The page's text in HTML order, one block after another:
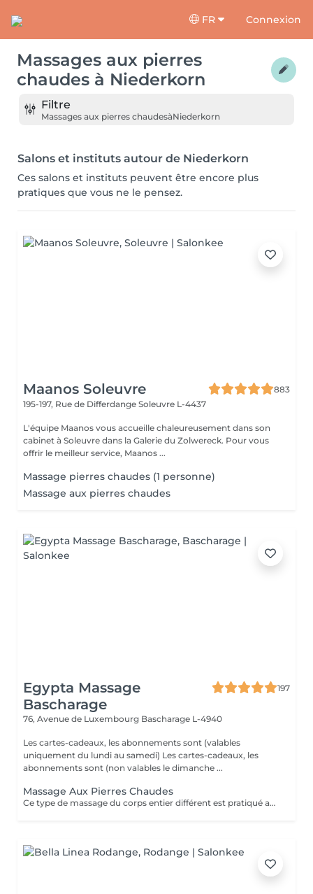
FR Connexion
Massages aux pierres
chaudes à Niederkorn
Filtre
Massages aux pierres chaudesàNiederkorn
Salons et instituts autour de Niederkorn
Ces salons et instituts peuvent être encore plus
pratiques que vous ne le pensez.
Maanos Soleuvre
883
195-197, Rue de Differdange Soleuvre L-4437
L'équipe Maanos vous accueille chaleureusement dans son
cabinet à Soleuvre dans la Galerie du Zolwereck. Pour vous
offrir le meilleur service, Maanos ...
Massage pierres chaudes (1 personne)
Massage aux pierres chaudes
Egypta Massage
Bascharage
197
76, Avenue de Luxembourg Bascharage L-4940
Les cartes-cadeaux, les abonnements sont (valables
uniquement du lundi au samedi) Les cartes-cadeaux, les
abonnements sont (non valables le dimanche ...
Massage Aux Pierres Chaudes
Ce type de massage du corps entier différent est pratiqué avec des pierres volcaniques chaudes et les mains. Il améliore la circulation sanguine, régule la pression sanguine et procure une fabuleuse détente. Ce type de massage ramène la paix à votre âme